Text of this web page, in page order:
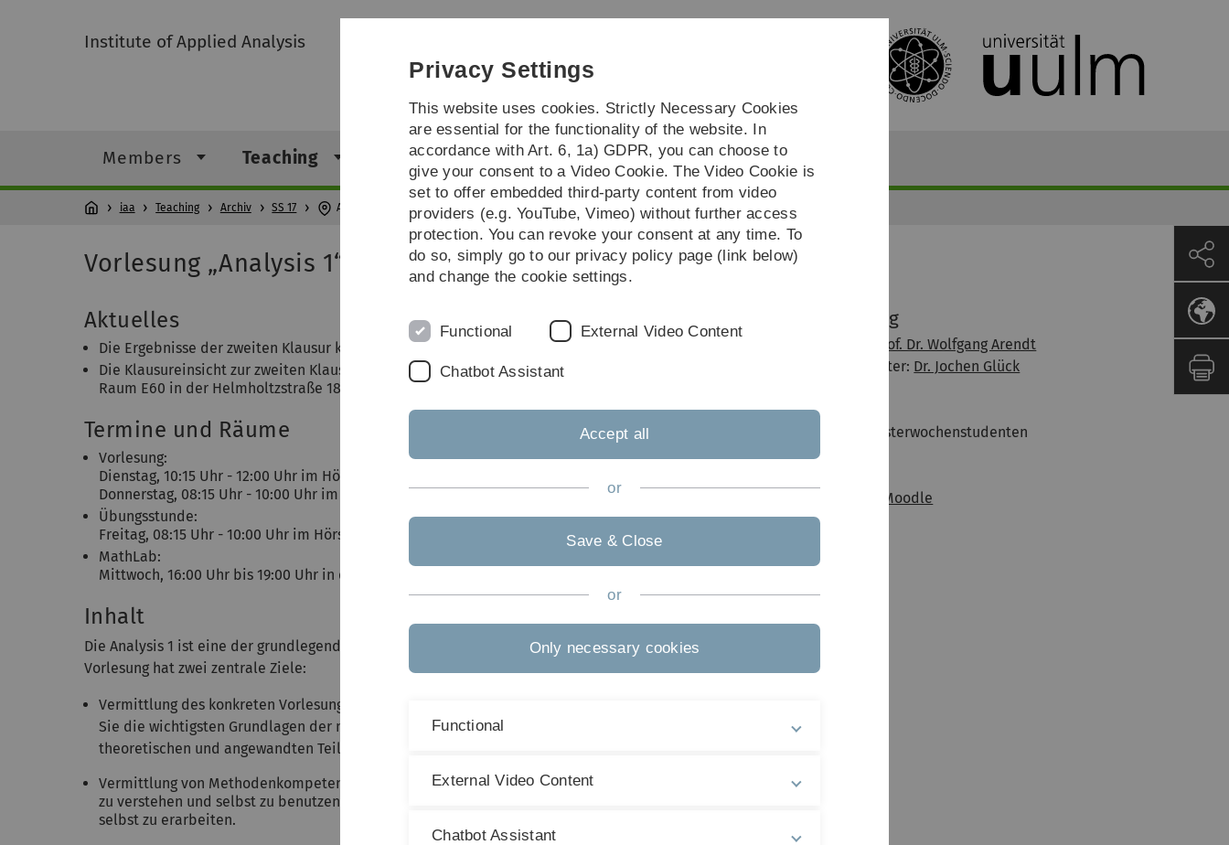
Skip
Skip
Skip
Skip
Institute of Applied Analysis
Members Teaching Research Faculty
iaa Teaching Archiv SS 17 Analysis 1
Vorlesung „Analysis 1“ im Sommersemester 2019
Aktuelles
Die Ergebnisse der zweiten Klausur können im Moodle eingesehen werden.
Die Klausureinsicht zur zweiten Klausur findet am Montag, 09.10.2017, von 14:00 bis 15:00 Uhr im
Raum E60 in der Helmholtzstraße 18 statt.
Termine und Räume
Vorlesung:
Dienstag, 10:15 Uhr - 12:00 Uhr im Hörsaal H14
Donnerstag, 08:15 Uhr - 10:00 Uhr im Hörsaal H14
Übungsstunde:
Freitag, 08:15 Uhr - 10:00 Uhr im Hörsaal H14
MathLab:
Mittwoch, 16:00 Uhr bis 19:00 Uhr in den Räumen 1.41 und 1.42 in der Helmholtzstraße 22
Inhalt
Die Analysis 1 ist eine der grundlegenden Vorlesungen in allen mathematischen Studiengängen. Die
Vorlesung hat zwei zentrale Ziele:
Vermittlung des konkreten Vorlesungsstoffs: Hier - und in der darauffolgenden Analysis 2 - lernen
Sie die wichtigsten Grundlagen der mathematischen Analysis, welche Sie später in fast allen
theoretischen und angewandten Teilbereichen der Mathematik benötigen werden.
Vermittlung von Methodenkompetenz: Sie werden lernen die sehr exakte Sprache der Mathematik
zu verstehen und selbst zu benutzen, komplexe Beweise nachzuvollziehen und einfachere Beweise
selbst zu erarbeiten.
Betreuung
Prof. Dr. Wolfgang Arendt
Übungsleiter: Dr. Jochen Glück
Umfang
4+2 Semesterwochenstudenten
Link zum Moodle
Privacy Settings
This website uses cookies. Strictly Necessary Cookies
are essential for the functionality of the website. In
accordance with Art. 6, 1a) GDPR, you can choose to
give your consent to a Video Cookie. The Video Cookie is
set to offer embedded third-party content from video
providers (e.g. YouTube, Vimeo) without further access
protection. You can revoke your consent at any time. To
do so, simply go to our privacy policy page (link below)
and change the cookie settings.
Functional External Video Content
Chatbot Assistant
Accept all
or
Save & Close
or
Only necessary cookies
Functional
External Video Content
Chatbot Assistant